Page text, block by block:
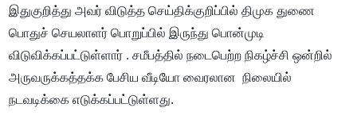
இதுகுறித்து அவர் விடுத்த செய்திக்குறிப்பில் திமுக துணை
பொதுச் செயலாளர் பொறுப்பில் இருந்து பொன்முடி
விடுவிக்கப்பட்டுள்ளார் . சமீபத்தில் நடைபெற்ற நிகழ்ச்சி ஒன்றில்
அருவருக்கத்தக்க பேசிய வீடியோ வைரலான நிலையில்
நடவடிக்கை எடுக்கப்பட்டுள்ளது.